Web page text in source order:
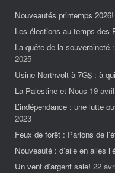
Nouveautés printemps 2026!
Les élections au temps des
La quête de la souveraineté
2025
Usine Northvolt à 7G$ : à
La Palestine et Nous 19
L’indépendance : une lutte
2023
Feux de forêt : Parlons de
Nouveauté : d’aile en ailes
Un vent d’argent sale! 22